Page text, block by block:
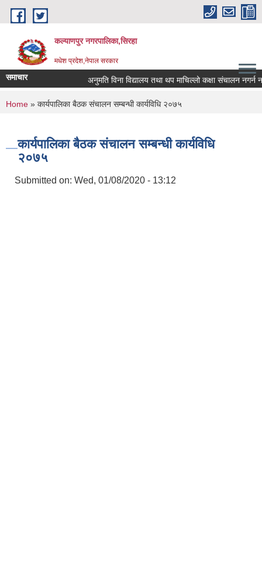
Skip to main content
कल्याणपुर नगरपालिका,सिरहा
मधेश प्रदेश,नेपाल सरकार
समाचार अनुमति विना विद्यालय तथा थप माचिल्लो कक्षा संचालन नगर्न
You are here
Home » कार्यपालिका बैठक संचालन सम्बन्धी कार्यविधि २०७५
कार्यपालिका बैठक संचालन सम्बन्धी कार्यविधि
२०७५
Submitted on: Wed, 01/08/2020 - 13:12